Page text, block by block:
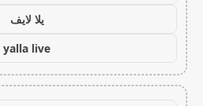
يلا لايف
yalla live